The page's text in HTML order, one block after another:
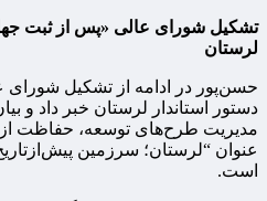
تشکیل شورای عالی «پس از ثبت
لرستان
حسن‌پور در ادامه از تشکیل شورای
دستور استاندار لرستان خبر داد و
مدیریت طرح‌های توسعه، حفاظت از
عنوان “لرستان؛ سرزمین
است.